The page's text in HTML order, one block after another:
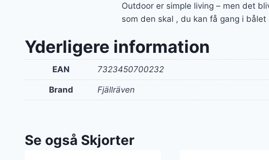
Outdoor er simple living – men det
som den skal , du kan få gang i
Yderligere information
EAN 7323450700232
Brand Fjällräven
Se også Skjorter